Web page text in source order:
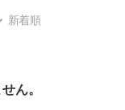
新着順
ん。